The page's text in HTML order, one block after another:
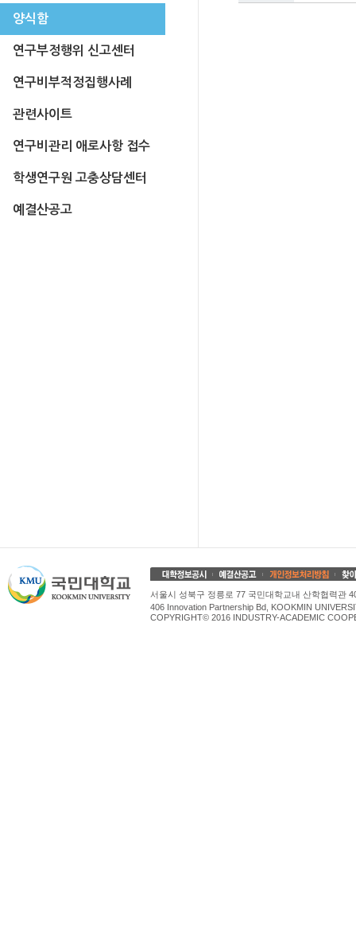
양식함
연구부정행위 신고센터
연구비부적정집행사례
관련사이트
연구비관리 애로사항 접수
학생연구원 고충상담센터
예결산공고
서울시 성북구 정릉로 77 국민대학교내 산학협력관
406 Innovation Partnership Bd, KOOKMIN
COPYRIGHT© 2016 INDUSTRY-ACADEMIC